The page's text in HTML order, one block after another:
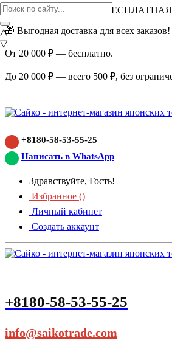
ВНИМАНИЕ АКЦИЯ!
🎁 Выгодная доставка для всех заказов!
От 20 000 ₽ — бесплатно.
До 20 000 ₽ — всего 500 ₽, без
+8180-58-53-55-25
Написать в WhatsApp
Здравствуйте, Гость!
Избранное ()
Личный кабинет
Создать аккаунт
+8180-58-53-55-25
info@saikotrade.com
△
▽